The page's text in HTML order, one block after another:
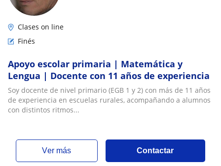
Clases on line
Finés
Apoyo escolar primaria | Matemática y
Lengua | Docente con 11 años de experiencia
Soy docente de nivel primario (EGB 1 y 2) con más de 11 años
de experiencia en escuelas rurales, acompañando a alumnos
con distintos ritmos...
ver más Contactar